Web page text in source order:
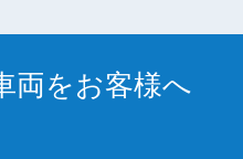
両をお客様へ